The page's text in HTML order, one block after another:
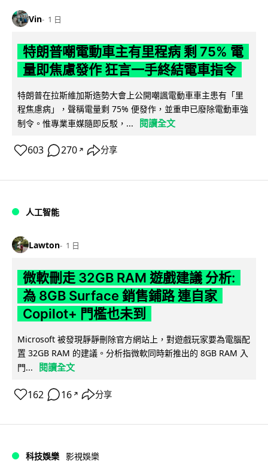
Vin 1 日
特朗普嘲電動車主有里程病 剩 75% 電
量即焦慮發作 狂言一手終結電車指令
特朗普在拉斯維加斯造勢大會上公開嘲諷電動車車主患有「里
程焦慮病」，聲稱電量剩 75% 便發作，並重申已廢除電動車強
制令。惟專業車媒隨即反駁，...
閱讀全文
603 270 ↗ 分享
人工智能
Lawton 1 日
微軟刪走 32GB RAM 遊戲建議 分析:
為 8GB Surface 銷售鋪路 連自家
Copilot+ 門檻也未到
Microsoft 被發現靜靜刪除官方網站上，對遊戲玩家要為電腦配
置 32GB RAM 的建議。分析指微軟同時新推出的 8GB RAM 入
門...
閱讀全文
162 16 ↗ 分享
科技娛樂 影視娛樂